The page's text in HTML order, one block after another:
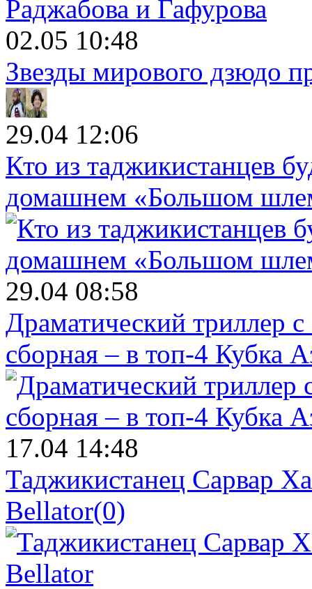
02.05 10:48
Звезды мирового дзюдо
29.04 12:06
Кто из таджикистанцев
домашнем «Большом
29.04 08:58
Драматический триллер
сборная – в топ-4 Кубка
17.04 14:48
Таджикистанец Сарвар
Bellator(0)